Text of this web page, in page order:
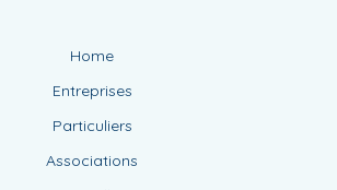
Home
Entreprises
Particuliers
Associations